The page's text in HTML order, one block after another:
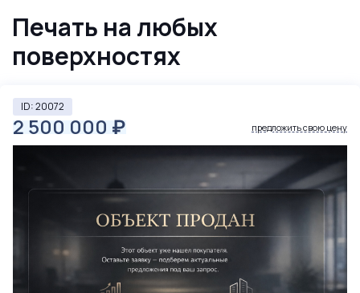
Печать на любых
поверхностях
ID: 20072
2 500 000 ₽ предложить свою цену